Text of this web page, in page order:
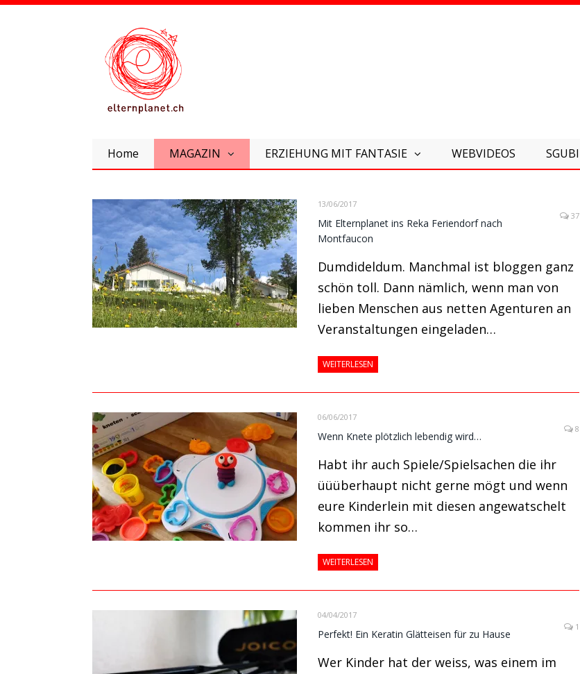
Home MAGAZIN ERZIEHUNG MIT FANTASIE WEBVIDEOS SGUBI
13/06/2017
37
Mit Elternplanet ins Reka Feriendorf nach
Montfaucon
Dumdideldum. Manchmal ist bloggen ganz
schön toll. Dann nämlich, wenn man von
lieben Menschen aus netten Agenturen an
Veranstaltungen eingeladen…
WEITERLESEN
06/06/2017
8
Wenn Knete plötzlich lebendig wird…
Habt ihr auch Spiele/Spielsachen die ihr
üüüberhaupt nicht gerne mögt und wenn
eure Kinderlein mit diesen angewatschelt
kommen ihr so…
WEITERLESEN
04/04/2017
1
Perfekt! Ein Keratin Glätteisen für zu Hause
Wer Kinder hat der weiss, was einem im